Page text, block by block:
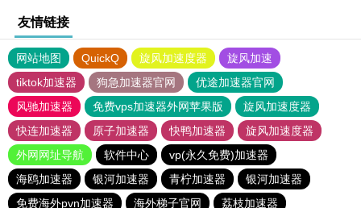
友情链接
网站地图 QuickQ 旋风加速度器
旋风加速
tiktok加速器
狗急加速器官网
优途加速器官网
风驰加速器
免费vps加速器外网苹果版
旋风加速度器
快连加速器
原子加速器 快鸭加速器
旋风加速度器
外网网址导航
软件中心
vp(永久免费)加速器
海鸥加速器
银河加速器 青柠加速器
银河加速器
免费海外pvn加速器
海外梯子官网 荔枝加速器